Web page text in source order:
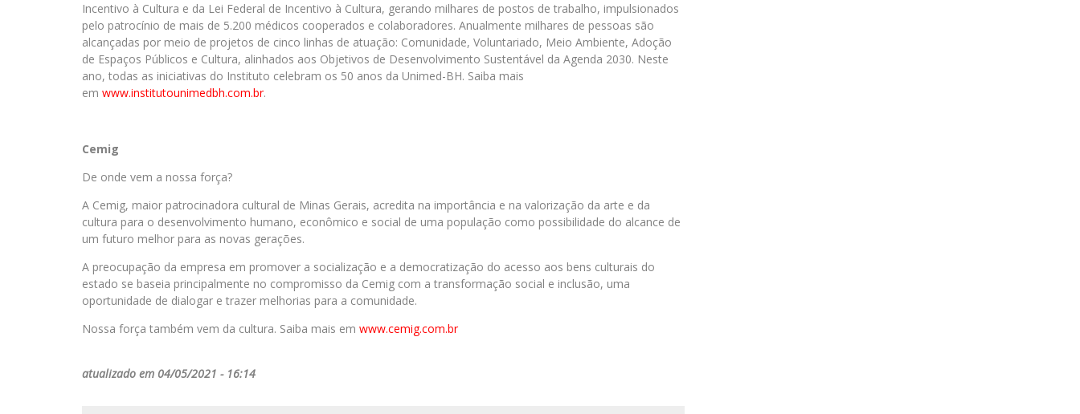
Incentivo à Cultura e da Lei Federal de Incentivo à Cultura, gerando milhares de postos de trabalho, impulsionados
pelo patrocínio de mais de 5.200 médicos cooperados e colaboradores. Anualmente milhares de pessoas são
alcançadas por meio de projetos de cinco linhas de atuação: Comunidade, Voluntariado, Meio Ambiente, Adoção
de Espaços Públicos e Cultura, alinhados aos Objetivos de Desenvolvimento Sustentável da Agenda 2030. Neste
ano, todas as iniciativas do Instituto celebram os 50 anos da Unimed-BH. Saiba mais
em www.institutounimedbh.com.br.
Cemig
De onde vem a nossa força?
A Cemig, maior patrocinadora cultural de Minas Gerais, acredita na importância e na valorização da arte e da
cultura para o desenvolvimento humano, econômico e social de uma população como possibilidade do alcance de
um futuro melhor para as novas gerações.
A preocupação da empresa em promover a socialização e a democratização do acesso aos bens culturais do
estado se baseia principalmente no compromisso da Cemig com a transformação social e inclusão, uma
oportunidade de dialogar e trazer melhorias para a comunidade.
Nossa força também vem da cultura. Saiba mais em www.cemig.com.br
atualizado em 04/05/2021 - 16:14